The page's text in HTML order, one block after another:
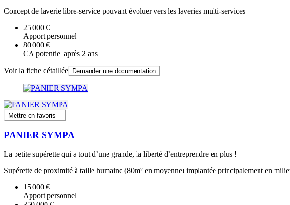
Concept de laverie libre-service pouvant évoluer vers les laveries multi-services
25 000 €
Apport personnel
80 000 €
CA potentiel après 2 ans
Voir la fiche détaillée Demander une documentation
Mettre en favoris
PANIER SYMPA
La petite supérette qui a tout d’une grande, la liberté d’entreprendre en plus !
Supérette de proximité à taille humaine (80m² en moyenne) implantée principalement en
15 000 €
Apport personnel